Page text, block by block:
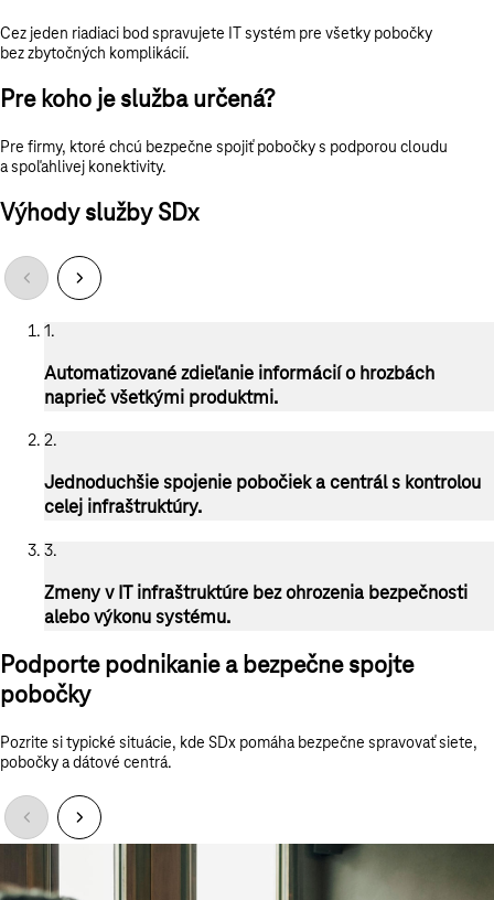
Cez jeden riadiaci bod spravujete IT systém pre všetky pobočky
bez zbytočných komplikácií.
Pre koho je služba určená?
Pre firmy, ktoré chcú bezpečne spojiť pobočky s podporou cloudu
a spoľahlivej konektivity.
Výhody služby SDx
1.
Automatizované zdieľanie informácií o hrozbách
naprieč všetkými produktmi.
2.
Jednoduchšie spojenie pobočiek a centrál s kontrolou
celej infraštruktúry.
3.
Zmeny v IT infraštruktúre bez ohrozenia bezpečnosti
alebo výkonu systému.
Podporte podnikanie a bezpečne spojte
pobočky
Pozrite si typické situácie, kde SDx pomáha bezpečne spravovať siete,
pobočky a dátové centrá.